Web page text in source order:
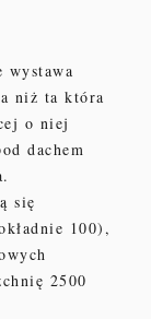
wystawa
niż ta która
o niej
dachem
się
100),
ych
2500